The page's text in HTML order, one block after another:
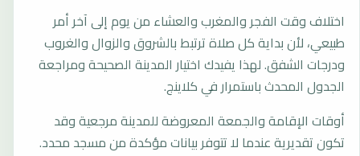
اختلاف وقت الفجر والمغرب والعشاء من يوم إلى آخر أمر
طبيعي، لأن بداية كل صلاة ترتبط بالشروق والزوال والغروب
ودرجات الشفق. لهذا يفيدك اختيار المدينة الصحيحة ومراجعة
الجدول المحدث باستمرار في كلاينج.
أوقات الإقامة والجمعة المعروضة للمدينة مرجعية وقد
تكون تقديرية عندما لا تتوفر بيانات مؤكدة من مسجد محدد.